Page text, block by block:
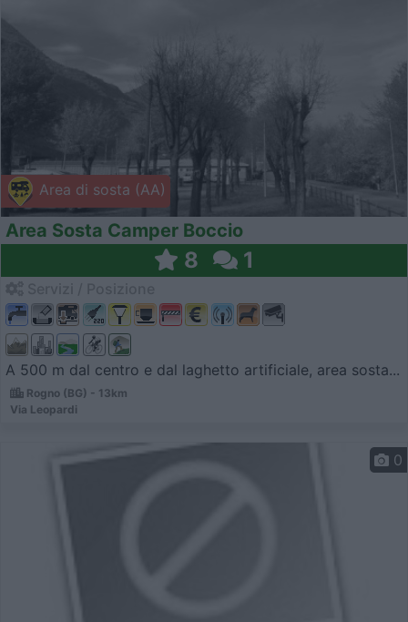
Area di sosta (AA)
Area Sosta Camper Boccio
8 1
A 500 m dal centro e dal laghetto artificiale, area sosta...
Rogno (BG) - 13km
Via Leopardi
0